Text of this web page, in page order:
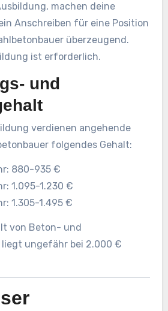
machen deine
Anschreiben für eine Position
überzeugend.
ist erforderlich.
und
verdienen angehende
folgendes Gehalt:
880-935 €
1.095-1.230 €
1.305-1.495 €
von Beton- und
ungefähr bei 2.000 €